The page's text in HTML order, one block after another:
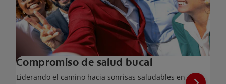
Compromiso de salud bucal
Liderando el camino hacia sonrisas saludables en